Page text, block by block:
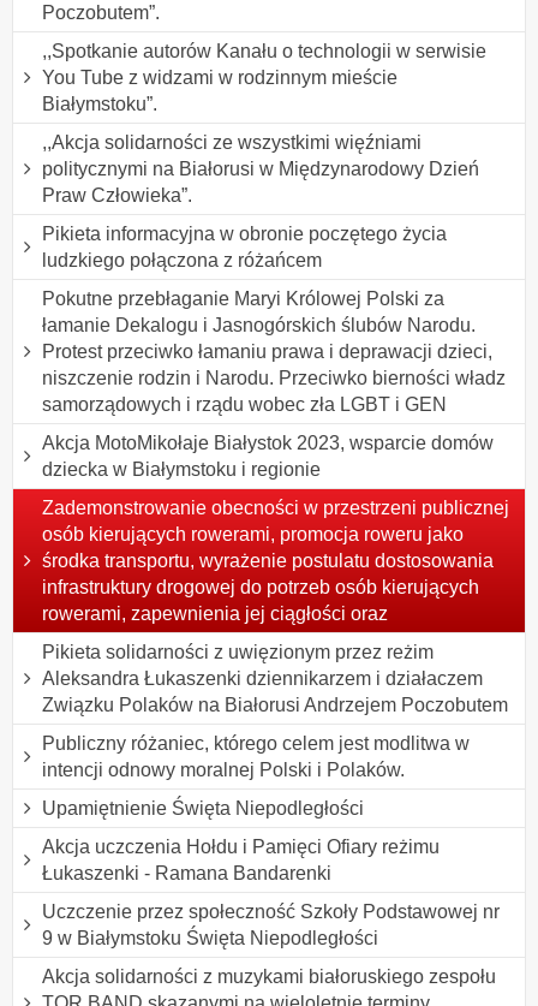
Poczobutem”.
,,Spotkanie autorów Kanału o technologii w serwisie
You Tube z widzami w rodzinnym mieście
Białymstoku”.
,,Akcja solidarności ze wszystkimi więźniami
politycznymi na Białorusi w Międzynarodowy Dzień
Praw Człowieka”.
Pikieta informacyjna w obronie poczętego życia
ludzkiego połączona z różańcem
Pokutne przebłaganie Maryi Królowej Polski za
łamanie Dekalogu i Jasnogórskich ślubów Narodu.
Protest przeciwko łamaniu prawa i deprawacji dzieci,
niszczenie rodzin i Narodu. Przeciwko bierności władz
samorządowych i rządu wobec zła LGBT i GEN
Akcja MotoMikołaje Białystok 2023, wsparcie domów
dziecka w Białymstoku i regionie
Zademonstrowanie obecności w przestrzeni publicznej
osób kierujących rowerami, promocja roweru jako
środka transportu, wyrażenie postulatu dostosowania
infrastruktury drogowej do potrzeb osób kierujących
rowerami, zapewnienia jej ciągłości oraz
Pikieta solidarności z uwięzionym przez reżim
Aleksandra Łukaszenki dziennikarzem i działaczem
Związku Polaków na Białorusi Andrzejem Poczobutem
Publiczny różaniec, którego celem jest modlitwa w
intencji odnowy moralnej Polski i Polaków.
Upamiętnienie Święta Niepodległości
Akcja uczczenia Hołdu i Pamięci Ofiary reżimu
Łukaszenki - Ramana Bandarenki
Uczczenie przez społeczność Szkoły Podstawowej nr
9 w Białymstoku Święta Niepodległości
Akcja solidarności z muzykami białoruskiego zespołu